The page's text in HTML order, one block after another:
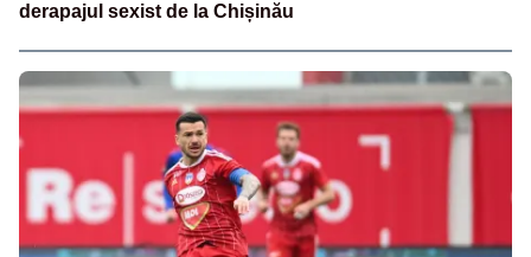
derapajul sexist de la Chișinău